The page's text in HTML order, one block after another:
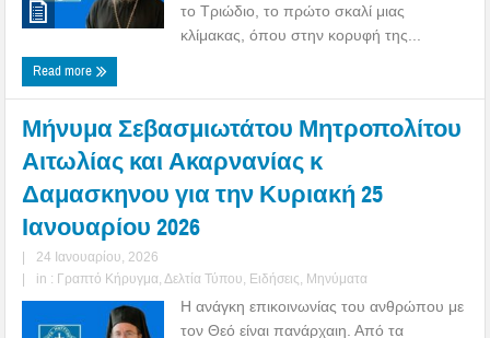
το Τριώδιο, το πρώτο σκαλί μιας
κλίμακας, όπου στην κορυφή της...
Read more
Μήνυμα Σεβασμιωτάτου Μητροπολίτου
Αιτωλίας και Ακαρνανίας κ
Δαμασκηνου για την Κυριακή 25
Ιανουαρίου 2026
|
24 Ιανουαρίου, 2026
|
in : Γραπτό Κήρυγμα Δελτία Τύπου Ειδήσεις Μηνύματα
Η ανάγκη επικοινωνίας του ανθρώπου με
τον Θεό είναι πανάρχαιη. Από τα